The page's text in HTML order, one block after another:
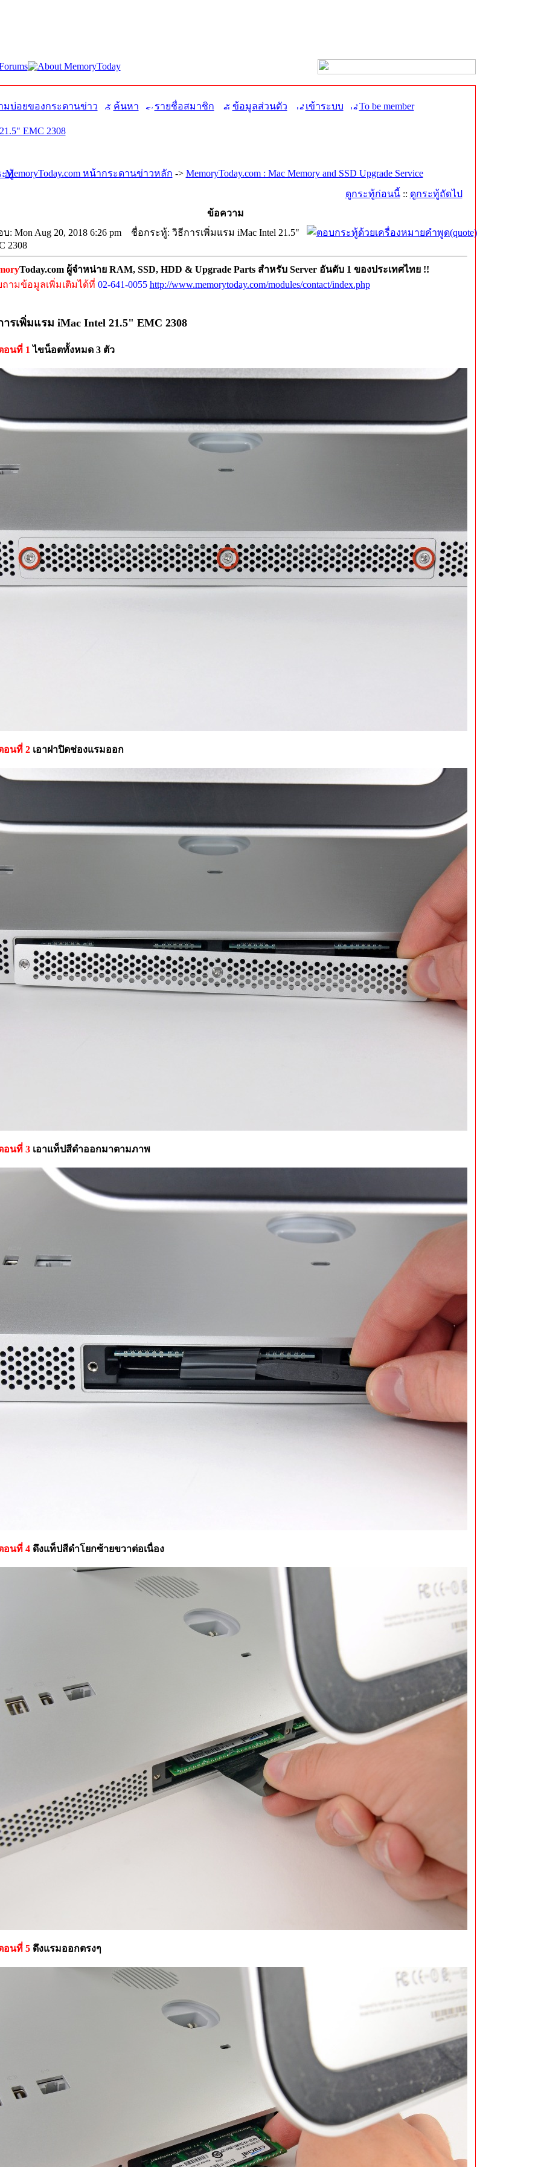
มบ่อยของกระดานข่าว ค้นหา รายชื่อสมาชิก ข้อมูลส่วนตัว เข้าระบบ To be member
EMC 2308
MemoryToday.com หน้ากระดานข่าวหลัก -> MemoryToday.com : Mac Memory and SSD Upgrade Service
ดูกระทู้ก่อนนี้:: ดูกระทู้ถัดไป
ข้อความ
: Mon Aug 20, 2018 6:26 pm
ชื่อกระทู้: วิธีการเพิ่มแรม iMac Intel 21.5"
2308
Today.com ผู้จำหน่าย RAM, SSD, HDD & Upgrade Parts สำหรับ Server อันดับ 1 ของประเทศไทย !!
ามข้อมูลเพิ่มเติมได้ที่ 02-641-0055 http://www.memorytoday.com/modules/contact/index.php
ารเพิ่มแรม iMac Intel 21.5" EMC 2308
อนที่ 1 ไขน็อตทั้งหมด 3 ตัว
อนที่ 2เอาฝาปิดช่องแรมออก
อนที่ 3 เอาแท็ปสีดำออกมาตามภาพ
อนที่ 4 ดึงแท็ปสีดำโยกซ้ายขวาต่อเนื่อง
อนที่ 5 ดึงแรมออกตรงๆ